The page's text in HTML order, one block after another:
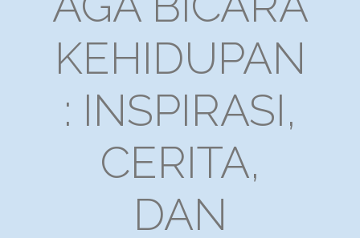
KEHIDUPAN
: INSPIRASI,
CERITA,
DAN